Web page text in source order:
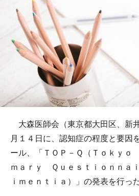
大森医師会（東京都大田区、新
月１４日に、認知症の程度と要因
ール、「ＴＯＰ－Ｑ（Ｔｏｋｙ
ｍａｒｙ Ｑｕｅｓｔｉｏｎｎ
ｉｍｅｎｔｉａ）」の発表を行った